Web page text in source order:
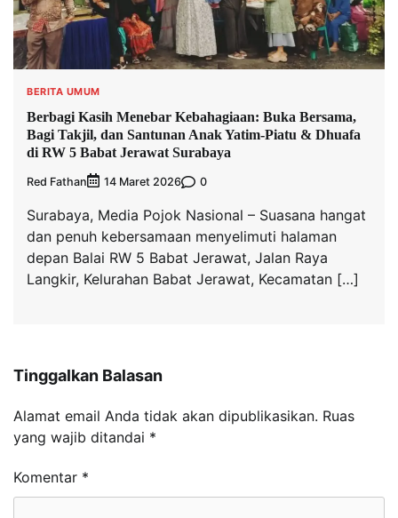
BERITA UMUM
Berbagi Kasih Menebar Kebahagiaan: Buka Bersama,
Bagi Takjil, dan Santunan Anak Yatim-Piatu & Dhuafa
di RW 5 Babat Jerawat Surabaya
Red Fathan 14 Maret 2026 0
Surabaya, Media Pojok Nasional – Suasana hangat
dan penuh kebersamaan menyelimuti halaman
depan Balai RW 5 Babat Jerawat, Jalan Raya
Langkir, Kelurahan Babat Jerawat, Kecamatan […]
Tinggalkan Balasan
Alamat email Anda tidak akan dipublikasikan. Ruas
yang wajib ditandai *
Komentar *